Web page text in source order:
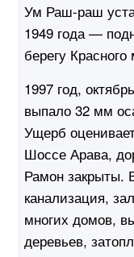
Ум Раш-раш
1949 года —
берегу
1997 год,
выпало 32 мм
Ущерб
Шоссе Арава,
Рамон закрыты.
канализация,
многих домов,
деревьев,